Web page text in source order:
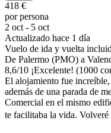
418 €
por persona
2 oct - 5 oct
Actualizado hace 1 día
Vuelo de ida y vuelta
De Palermo (PMO) a
8,6/10 ¡Excelente! (1000
El alojamiento fue
además de una parada de
Comercial en el mismo
te facilitaba la vida. Volveré